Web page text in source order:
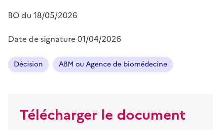
BO du 18/05/2026
Date de signature01/04/2026
Décision ABM ou Agence de biomédecine
Télécharger le document